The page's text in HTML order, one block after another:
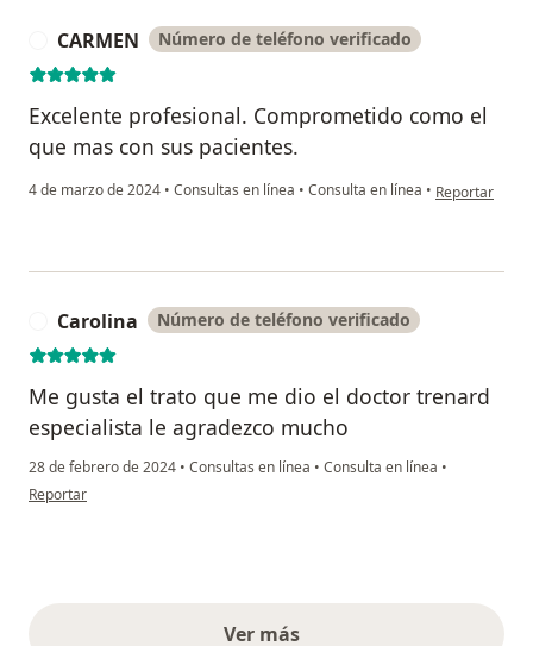
CARMEN Número de teléfono verificado
Excelente profesional. Comprometido como el
que mas con sus pacientes.
4 de marzo de 2024 • Consultas en línea • Consulta en línea • en opinión del
Reportar
Carolina Número de teléfono verificado
Me gusta el trato que me dio el doctor trenard
especialista le agradezco mucho
28 de febrero de 2024 • Consultas en línea • Consulta en línea •
en opinión del usuario Carolina
Reportar
Ver más